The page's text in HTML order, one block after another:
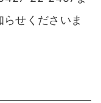
せくださいま